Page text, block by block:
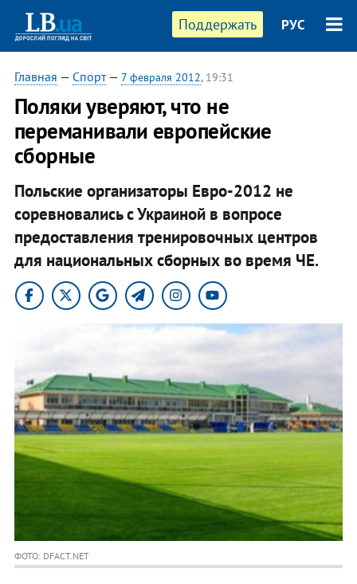
Поддержать РУС
Главная — Спорт— 7 февраля 2012, 19:31
Поляки уверяют, что не
переманивали европейские
сборные
Польские организаторы Евро-2012 не
соревновались с Украиной в вопросе
предоставления тренировочных центров
для национальных сборных во время ЧЕ.
ФОТО: DFACT.NET